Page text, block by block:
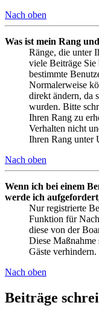
Nach oben
Was ist mein Rang
Ränge, die unter
viele Beiträge Sie
bestimmte
Normalerweise
direkt ändern, da
wurden. Bitte
Ihren Rang zu
Verhalten nicht
Ihren Rang unter
Nach oben
Wenn ich bei einem
werde ich
Nur registrierte
Funktion für
diese von der
Diese Maßnahme
Gäste verhindern.
Nach oben
Beiträge